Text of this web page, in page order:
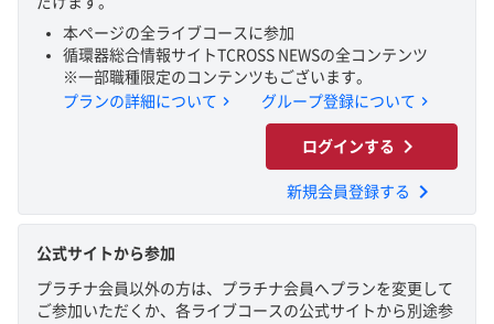
本ページの全ライブコースに参加
循環器総合情報サイトTCROSS NEWSの全コンテンツ
※一部職種限定のコンテンツもございます。
プランの詳細について chevron_right グループ登録について chevron_right
ログインする chevron_right
新規会員登録する chevron_right
公式サイトから参加
プラチナ会員以外の方は、プラチナ会員へプランを変更して
ご参加いただくか、各ライブコースの公式サイトから別途参